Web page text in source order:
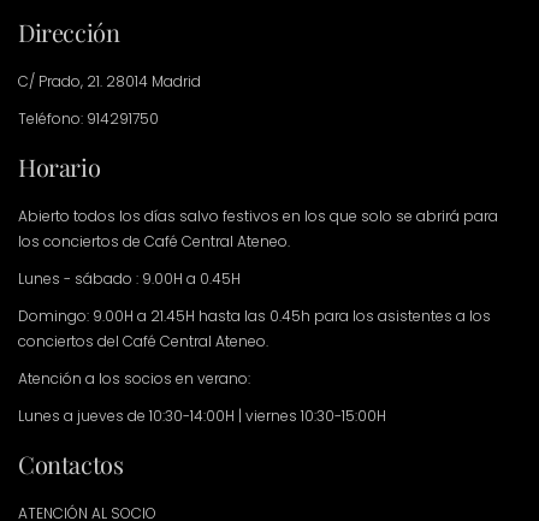
Dirección
C/ Prado, 21. 28014 Madrid
Teléfono: 914291750
Horario
Abierto todos los días salvo festivos en los que solo se abrirá para
los conciertos de Café Central Ateneo.
Lunes - sábado : 9.00H a 0.45H
Domingo: 9.00H a 21.45H hasta las 0.45h para los asistentes a los
conciertos del Café Central Ateneo.
Atención a los socios en verano:
Lunes a jueves de 10:30-14:00H | viernes 10:30-15:00H
Contactos
ATENCIÓN AL SOCIO